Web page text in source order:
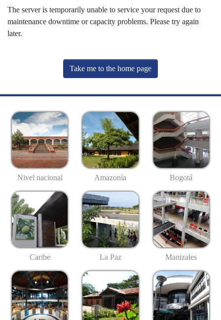
The server is temporarily unable to service your request due to
maintenance downtime or capacity problems. Please try again
later.
Take me to the home page
Nivel nacional Amazonía Bogotá
Caribe La Paz Manizales